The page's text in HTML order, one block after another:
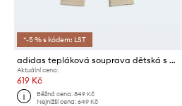
*-5 % s kódem: LST
adidas tepláková souprava dětská s bavlnou
Aktuální cena:
619 Kč
Běžná cena:849 Kč
Nejnižší cena:649 Kč